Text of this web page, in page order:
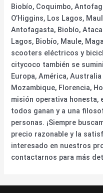
Biobío, Coquimbo,
O’Higgins, Los Lagos,
Antofagasta, Biobío,
Lagos, Biobío, Maule,
scooters eléctricos y
citycoco también se
Europa, América,
Mozambique, Florencia,
misión operativa honesta,
todos ganan y a una
personas. ¡Siempre
precio razonable y la
interesado en nuestros
contactarnos para más